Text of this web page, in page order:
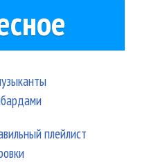
плейлист